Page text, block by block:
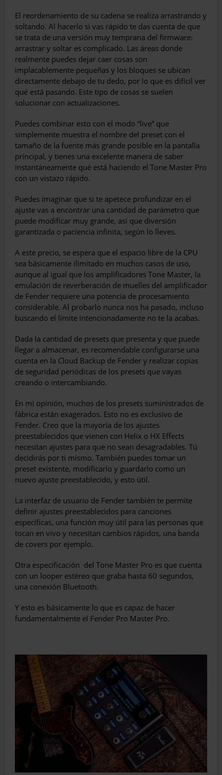
El reordenamiento de su cadena se realiza arrastrando y
soltando. Al hacerlo si vas rápido te das cuenta de que
se trata de una versión muy temprana del firmware:
arrastrar y soltar es complicado. Las áreas donde
realmente puedes dejar caer cosas son
implacablemente pequeñas y los bloques se ubican
directamente debajo de tu dedo, por lo que es difícil ver
qué está pasando. Este tipo de cosas se suelen
solucionar con actualizaciones.
Puedes combinar esto con el modo “live” que
simplemente muestra el nombre del preset con el
tamaño de la fuente más grande posible en la pantalla
principal, y tienes una excelente manera de saber
instantáneamente qué está haciendo el Tone Master Pro
con un vistazo rápido.
Puedes imaginar que si te apetece profundizar en el
ajuste vas a encontrar una cantidad de parámetro que
puede modificar muy grande, así que diversión
garantizada o paciencia infinita, según lo lleves.
A este precio, se espera que el espacio libre de la CPU
sea básicamente ilimitado en muchos casos de uso,
aunque al igual que los amplificadores Tone Master, la
emulación de reverberación de muelles del amplificador
de Fender requiere una potencia de procesamiento
considerable. Al probarlo nunca nos ha pasado, incluso
buscando el límite intencionadamente no te la acabas.
Dada la cantidad de presets que presenta y que puede
llegar a almacenar, es recomendable configurarse una
cuenta en la Cloud Backup de Fender y realizar copias
de seguridad periódicas de los presets que vayas
creando o intercambiando.
En mi opinión, muchos de los presets suministrados de
fábrica están exagerados. Esto no es exclusivo de
Fender. Creo que la mayoría de los ajustes
preestablecidos que vienen con Helix o HX Effects
necesitan ajustes para que no sean desagradables. Tú
decidirás por ti mismo. También puedes tomar un
preset existente, modificarlo y guardarlo como un
nuevo ajuste preestablecido, y esto útil.
La interfaz de usuario de Fender también te permite
definir ajustes preestablecidos para canciones
específicas, una función muy útil para las personas que
tocan en vivo y necesitan cambios rápidos, una banda
de covers por ejemplo.
Otra especificación del Tone Master Pro es que cuenta
con un looper estéreo que graba hasta 60 segundos,
una conexión Bluetooth.
Y esto es básicamente lo que es capaz de hacer
fundamentalmente el Fender Pro Master Pro.